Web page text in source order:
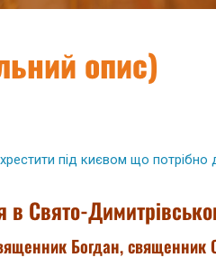
опис)
під києвом що потрібно
Свято-
Богдан, священник